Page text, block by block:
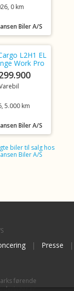
0 km
Biler A/S
L2H1 EL
Work Pro
5.000 km
Biler A/S
biler til salg hos
Biler A/S
| Presse
|
førende
er